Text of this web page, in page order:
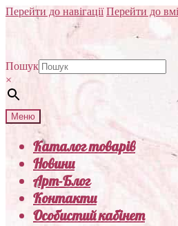
Перейти до навігації Перейти до
Пошук
×
Меню
Каталог товарів
Новини
Арт-Блог
Контакти
Особистий кабінет